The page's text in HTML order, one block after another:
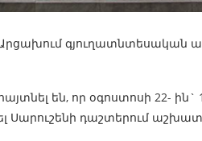
Արցախում
են, որ օգոստոսի 22- ին`
դաշտերում